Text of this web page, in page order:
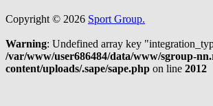
Copyright © 2026 Sport Group.
Warning: Undefined array key
/var/www/user686484/data/www/sgroup-
content/uploads/.sape/sape.php on line 2012